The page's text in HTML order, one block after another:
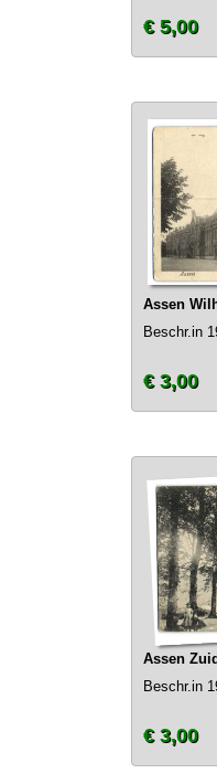
€ 5,00
Assen
Beschr.in
€ 3,00
Assen
Beschr.in
€ 3,00